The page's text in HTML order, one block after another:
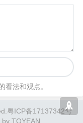
法和观点。
粤ICP备17137342号
by TOYEAN